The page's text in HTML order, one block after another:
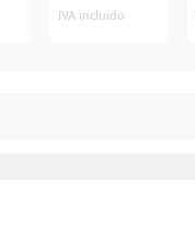
IVA incluido